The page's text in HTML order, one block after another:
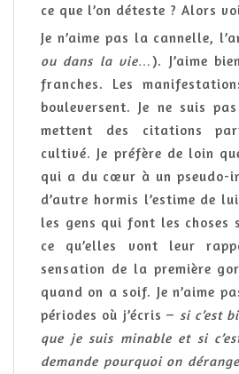
ce que l’on déteste ? Alors
Je n’aime pas la cannelle,
ou dans la vie…). J’aime
franches. Les
bouleversent. Je ne suis
mettent des citations
cultivé. Je préfère de loin
qui a du cœur à un pseudo-
d’autre hormis l’estime de
les gens qui font les choses
ce qu’elles vont leur
sensation de la première
quand on a soif. Je n’aime
périodes où j’écris – si c’est
que je suis minable et si
demande pourquoi on